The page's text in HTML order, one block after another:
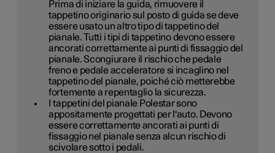
Prima di iniziare la guida, rimuovere il
tappetino originario sul posto di guida se deve
essere usato un altro tipo di tappetino del
pianale. Tutti i tipi di tappetino devono essere
ancorati correttamente ai punti di fissaggio del
pianale. Scongiurare il rischio che pedale
freno e pedale acceleratore si incaglino nel
tappetino del pianale, poiché ciò metterebbe
fortemente a repentaglio la sicurezza.
I tappetini del pianale Polestar sono
appositamente progettati per l'auto. Devono
essere correttamente ancorati ai punti di
fissaggio nel pianale senza alcun rischio di
scivolare sotto i pedali.